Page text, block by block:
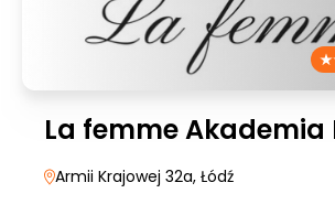
La femme Akademia
Armii Krajowej 32a, Łódź